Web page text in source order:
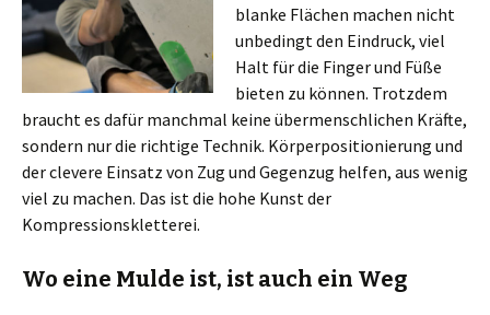
blanke Flächen machen nicht
unbedingt den Eindruck, viel
Halt für die Finger und Füße
bieten zu können. Trotzdem
braucht es dafür manchmal keine übermenschlichen Kräfte,
sondern nur die richtige Technik. Körperpositionierung und
der clevere Einsatz von Zug und Gegenzug helfen, aus wenig
viel zu machen. Das ist die hohe Kunst der
Kompressionskletterei.
Wo eine Mulde ist, ist auch ein Weg